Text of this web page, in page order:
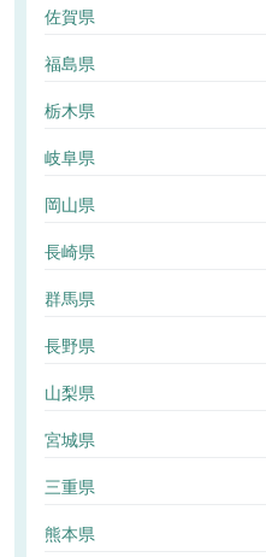
佐賀県
福島県
栃木県
岐阜県
岡山県
長崎県
群馬県
長野県
山梨県
宮城県
三重県
熊本県